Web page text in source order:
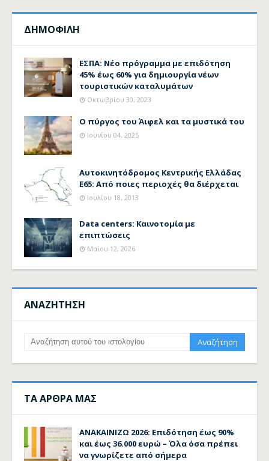
ΔΗΜΟΦΙΛΗ
ΕΣΠΑ: Νέο πρόγραμμα με επιδότηση
45% έως 60% για δημιουργία νέων
τουριστικών καταλυμάτων
Οκτωβρίου 30, 2023
Ο πύργος του Άιφελ και τα μυστικά του
Ιουνίου 04, 2025
Αυτοκινητόδρομος Κεντρικής Ελλάδας
Ε65: Από ποιες περιοχές θα διέρχεται
Ιουλίου 18, 2013
Data centers: Καινοτομία με
επιπτώσεις
Μαΐου 12, 2026
ΑΝΑΖΗΤΗΣΗ
ΤΑ ΑΡΘΡΑ ΜΑΣ
ΑΝΑΚΑΙΝΙΖΩ 2026: Επιδότηση έως 90%
και έως 36.000 ευρώ – Όλα όσα πρέπει
να γνωρίζετε από σήμερα